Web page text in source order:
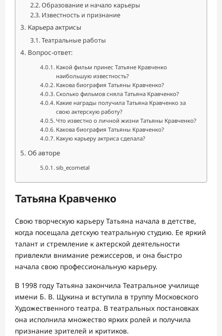
Образование и начало карьеры
Известность и признание
Карьера актрисы
Театральные работы
Вопрос-ответ:
Какой фильм принес Татьяне Кравченко
наибольшую известность?
Какова биография Татьяны Кравченко?
Сколько фильмов сняла Татьяна Кравченко?
Какие награды получила Татьяна Кравченко за
свою актерскую работу?
Что известно о личной жизни Татьяны Кравченко?
Какова биография Татьяны Кравченко?
Какую карьеру актриса сделала?
Об авторе
sib_ecometal
Татьяна Кравченко
Свою творческую карьеру Татьяна начала в детстве,
когда посещала детскую театральную студию. Ее яркий
талант и стремление к актерской деятельности
привлекли внимание режиссеров, и она быстро
начала свою профессиональную карьеру.
В 1998 году Татьяна закончила Театральное училище
имени Б. В. Щукина и вступила в труппу Московского
Художественного театра. В театральных постановках
она исполнила множество ярких ролей и получила
признание зрителей и критиков.